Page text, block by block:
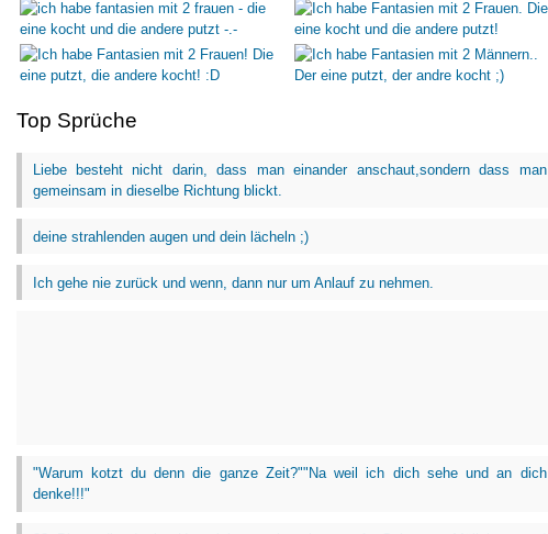
Top Sprüche
Liebe besteht nicht darin, dass man einander anschaut,sondern dass man
gemeinsam in dieselbe Richtung blickt.
deine strahlenden augen und dein lächeln ;)
Ich gehe nie zurück und wenn, dann nur um Anlauf zu nehmen.
"Warum kotzt du denn die ganze Zeit?""Na weil ich dich sehe und an dich
denke!!!"